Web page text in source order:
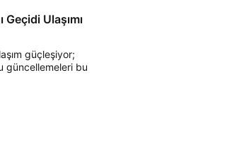
Ulaşımı
güçleşiyor;
güncellemeleri bu